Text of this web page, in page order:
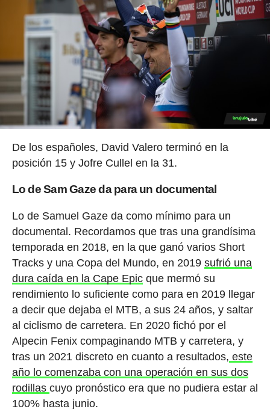
De los españoles, David Valero terminó en la
posición 15 y Jofre Cullel en la 31.
Lo de Sam Gaze da para un documental
Lo de Samuel Gaze da como mínimo para un
documental. Recordamos que tras una grandísima
temporada en 2018, en la que ganó varios Short
Tracks y una Copa del Mundo, en 2019 sufrió una
dura caída en la Cape Epicque mermó su
rendimiento lo suficiente como para en 2019 llegar
a decir que dejaba el MTB, a sus 24 años, y saltar
al ciclismo de carretera. En 2020 fichó por el
Alpecin Fenix compaginando MTB y carretera, y
tras un 2021 discreto en cuanto a resultados, este
año lo comenzaba con una operación en sus dos
rodillas cuyo pronóstico era que no pudiera estar al
100% hasta junio.